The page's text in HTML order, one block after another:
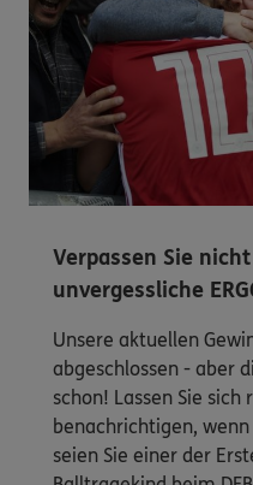
Verpassen Sie
unvergessliche
Unsere aktuellen
abgeschlossen - aber
schon! Lassen Sie sich
benachrichtigen,
seien Sie einer der